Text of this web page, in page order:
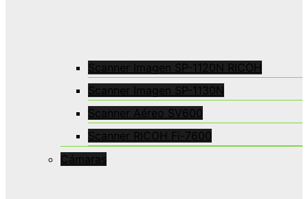
Scanner Imagen SP-1120N RICOH
Scanner Imagen SP-1130N
Scanner Aéreo SV600
Scanner RICOH Fi-7600
Cámaras